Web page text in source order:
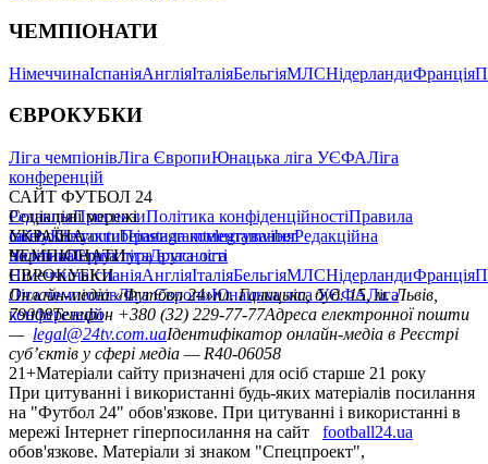
ЧЕМПІОНАТИ
НімеччинаІспаніяАнгліяІталіяБельгіяМЛСНідерландиФранція
ЄВРОКУБКИ
Ліга чемпіонівЛіга ЄвропиЮнацька ліга УЄФАЛіга
конференцій
САЙТ ФУТБОЛ 24
РедакціяПрогнозиПолітика конфіденційностіПравила
сайтуКонтактиПравила коментуванняРедакційна
політикаСтруктура власності
Соціальні мережі
facebookxyoutubeinstagramtelegramviber
УКРАЇНА
УкраїнаПерша лігаДруга ліга
ЧЕМПІОНАТИ
НімеччинаІспаніяАнгліяІталіяБельгіяМЛСНідерландиФранція
ЄВРОКУБКИ
Ліга чемпіонівЛіга ЄвропиЮнацька ліга УЄФАЛіга
конференцій
Онлайн-медіа «Футбол 24»пл. Галицька, буд. 15, м. Львів,
79008Телефон +380 (32) 229-77-77Адреса електронної пошти
— legal@24tv.com.uaІдентифікатор онлайн-медіа в Реєстрі
суб’єктів у сфері медіа — R40-06058
21+Матеріали сайту призначені для осіб старше 21 року
При цитуванні і використанні будь-яких матеріалів посилання
на "Футбол 24" обов'язкове. При цитуванні і використанні в
мережі Інтернет гіперпосилання на сайт
football24.ua
обов'язкове. Матеріали зі знаком "Спецпроект",